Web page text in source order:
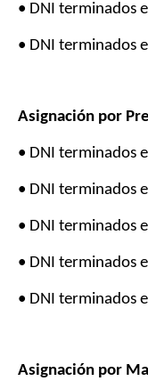
• DNI terminados
• DNI terminados
Asignación por
• DNI terminados
• DNI terminados
• DNI terminados
• DNI terminados
• DNI terminados
Asignación por